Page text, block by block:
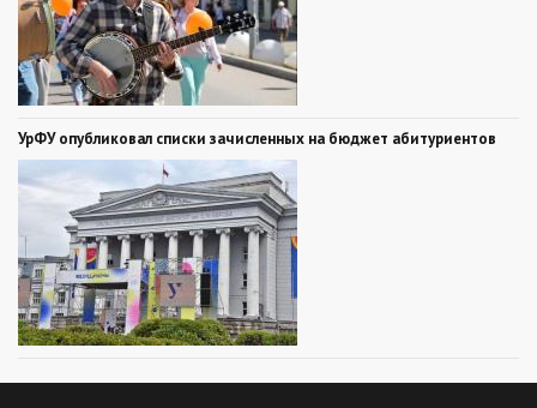
УрФУ опубликовал списки зачисленных на бюджет абитуриентов